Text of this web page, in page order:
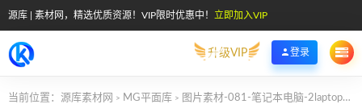
源库 | 素材网，精选优质资源！VIP限时优惠中！ 立即加入VIP
升级VIP 登录
当前位置： 源库素材网 > MG平面库 > 图片素材-081-笔记本电脑-2laptop扁平卡通酒店和餐厅元素图标